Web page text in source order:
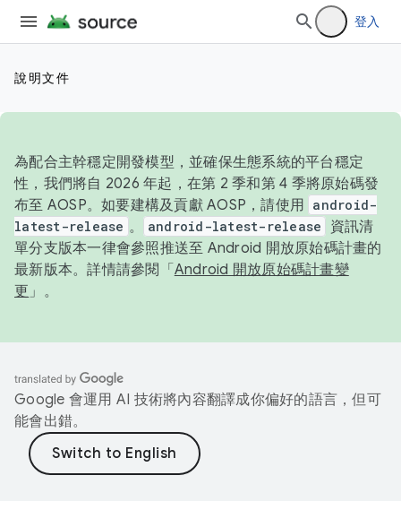
登入
說明文件
為配合主幹穩定開發模型，並確保生態系統的平台穩定
性，我們將自 2026 年起，在第 2 季和第 4 季將原始碼發
布至 AOSP。如要建構及貢獻 AOSP，請使用 android-
latest-release 。 android-latest-release
資訊清
單分支版本一律會參照推送至 Android 開放原始碼計畫的
最新版本。詳情請參閱「 Android 開放原始碼計畫變
更 」。
Google 會運用 AI 技術將內容翻譯成你偏好的語言，但可
能會出錯。